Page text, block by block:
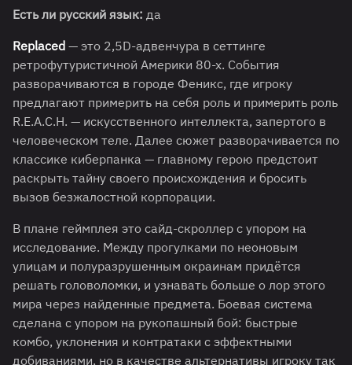
Есть ли русский язык: да
Replaced — это 2,5D-адвенчура в сеттинге
ретрофутуристичной Америки 80-х. События
разворачиваются в городе Феникс, где игроку
предлагают примерить на себя роль и примерить роль
R.E.A.C.H. — искусственного интеллекта, запертого в
человеческом теле. Далее сюжет разворачивается по
классике киберпанка — главному герою предстоит
раскрыть тайну своего происхождения и бросить
вызов безжалостной корпорации.
В плане геймплея это сайд-скроллер с упором на
исследование. Между прогулками по неоновым
улицам и полуразрушенным окраинам придётся
решать головоломки, и узнавать больше о лор этого
мира через найденные предмета. Боевая система
сделана с упором на рукопашный бой: быстрые
комбо, уклонения и контратаки с эффектными
добиваниями, но в качестве альтернативы игроку так